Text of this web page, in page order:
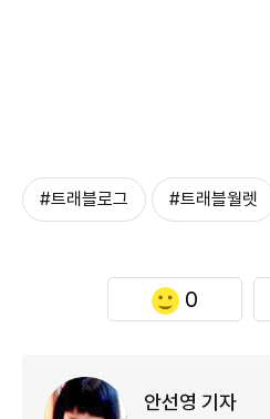
#트래블로그 #트래블월렛
0
안선영 기자